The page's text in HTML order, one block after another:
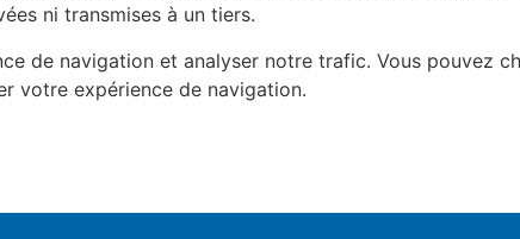
ni transmises à un tiers.
de navigation et analyser notre trafic. Vous pouvez
votre expérience de navigation.